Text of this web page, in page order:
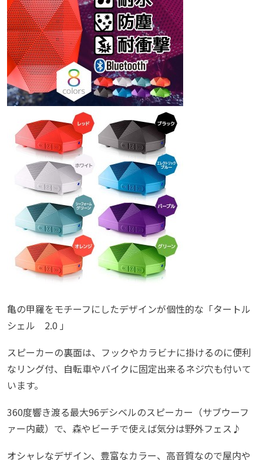
亀の甲羅をモチーフにしたデザインが個性的な「タートル
シェル 2.0 」
スピーカーの裏面は、フックやカラビナに掛けるのに便利
なリング付、自転車やバイクに固定出来るネジ穴も付いて
います。
360度響き渡る最大96デシベルのスピーカー（サブウーフ
ァー内蔵）で、森やビーチで使えば気分は野外フェス♪
オシャレなデザイン、豊富なカラー、高音質なので屋内や